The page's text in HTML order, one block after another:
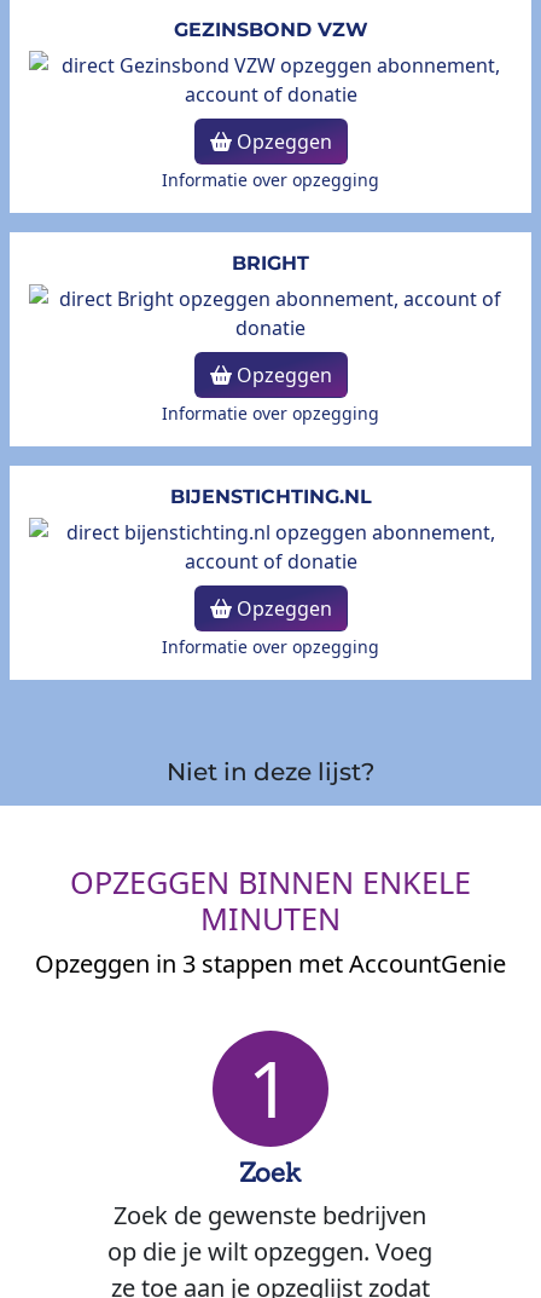
GEZINSBOND VZW
Opzeggen
Informatie over opzegging
BRIGHT
Opzeggen
Informatie over opzegging
BIJENSTICHTING.NL
Opzeggen
Informatie over opzegging
Niet in deze lijst?
OPZEGGEN BINNEN ENKELE
MINUTEN
Opzeggen in 3 stappen met AccountGenie
1
Zoek
Zoek de gewenste bedrijven
op die je wilt opzeggen. Voeg
ze toe aan je opzeglijst zodat